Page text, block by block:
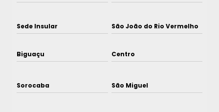
Sede Insular São João do Rio Vermelho
Biguaçu Centro
Sorocaba São Miguel